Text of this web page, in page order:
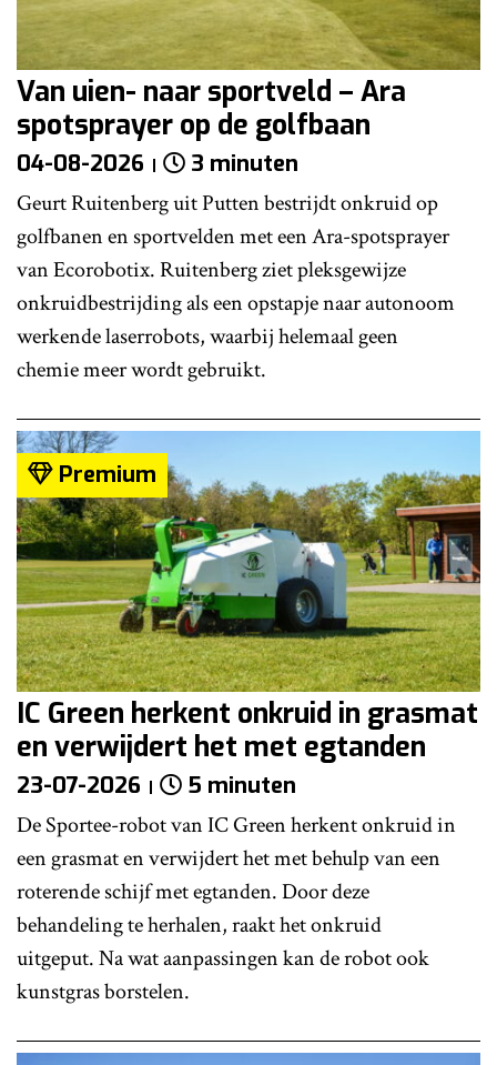
Van uien- naar sportveld – Ara
spotsprayer op de golfbaan
04-08-2026 3 minuten
Geurt Ruitenberg uit Putten bestrijdt onkruid op
golfbanen en sportvelden met een Ara-spotsprayer
van Ecorobotix. Ruitenberg ziet pleksgewijze
onkruidbestrijding als een opstapje naar autonoom
werkende laserrobots, waarbij helemaal geen
chemie meer wordt gebruikt.
Premium
IC Green herkent onkruid in grasmat
en verwijdert het met egtanden
23-07-2026 5 minuten
De Sportee-robot van IC Green herkent onkruid in
een grasmat en verwijdert het met behulp van een
roterende schijf met egtanden. Door deze
behandeling te herhalen, raakt het onkruid
uitgeput. Na wat aanpassingen kan de robot ook
kunstgras borstelen.